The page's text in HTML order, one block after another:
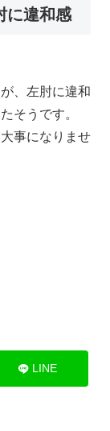
に違和感
、左肘に違和
そうです。
事になりませ
LINE